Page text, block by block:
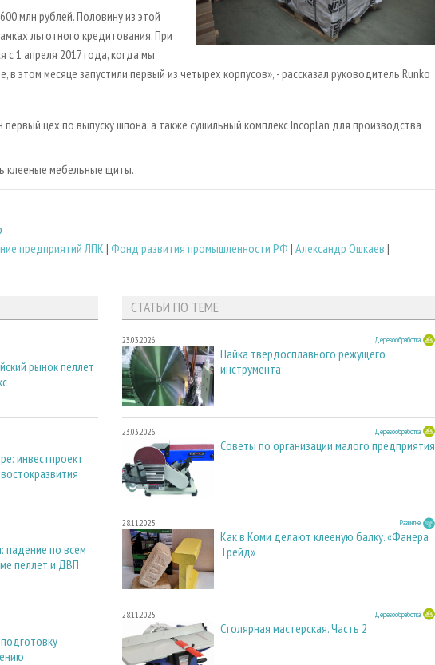
млн рублей. Половину из этой
льготного кредитования. При
с 1 апреля 2017 года, когда мы
в этом месяце запустили первый из четырех корпусов», - рассказал руководитель Runko
цех по выпуску шпона, а также сушильный комплекс Incoplan для производства
клееные мебельные щиты.
предприятий ЛПК| Фонд развития промышленности РФ | Александр Ошкаев |
рынок пеллет
инвестпроект
падение по всем
пеллет и ДВП
СТАТЬИ ПО ТЕМЕ
23.03.2026 Деревообработка
Пайка твердосплавного режущего
инструмента
23.03.2026 Деревообработка
Советы по организации малого предприятия
28.11.2025 Развитие
Как в Коми делают клееную балку. «Фанера
Трейд»
28.11.2025 Деревообработка
Столярная мастерская. Часть 2